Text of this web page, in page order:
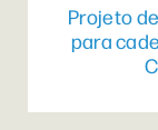
Projeto
para